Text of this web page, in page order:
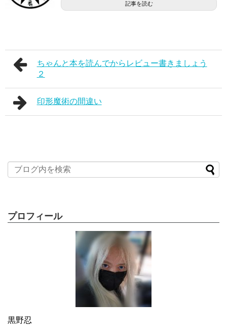
記事を読む
ちゃんと本を読んでからレビュー書きましょう
２
印形魔術の間違い
プロフィール
黒野忍